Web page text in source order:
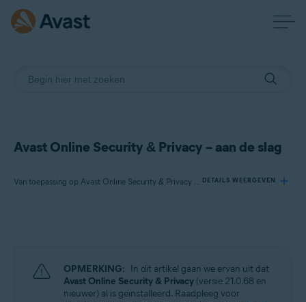
Avast Online Security & Privacy – aan de slag
Van toepassing op Avast Online Security & Privacy voor Windows en Mac DETAILS WEERGEVEN
Besturingssystemen:
Microsoft Windows 11 Home / Pro / Enterprise / Education
OPMERKING: In dit artikel gaan we ervan uit dat
Avast Online Security & Privacy (versie 21.0.68 en
nieuwer) al is geïnstalleerd. Raadpleeg voor